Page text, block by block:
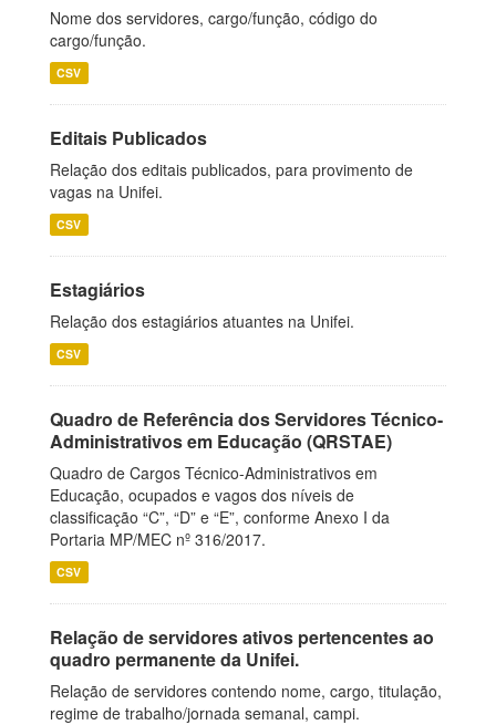
Nome dos servidores, cargo/função, código do
cargo/função.
CSV
Editais Publicados
Relação dos editais publicados, para provimento de
vagas na Unifei.
CSV
Estagiários
Relação dos estagiários atuantes na Unifei.
CSV
Quadro de Referência dos Servidores Técnico-
Administrativos em Educação (QRSTAE)
Quadro de Cargos Técnico-Administrativos em
Educação, ocupados e vagos dos níveis de
classificação “C”, “D” e “E”, conforme Anexo I da
Portaria MP/MEC nº 316/2017.
CSV
Relação de servidores ativos pertencentes ao
quadro permanente da Unifei.
Relação de servidores contendo nome, cargo, titulação,
regime de trabalho/jornada semanal, campi.